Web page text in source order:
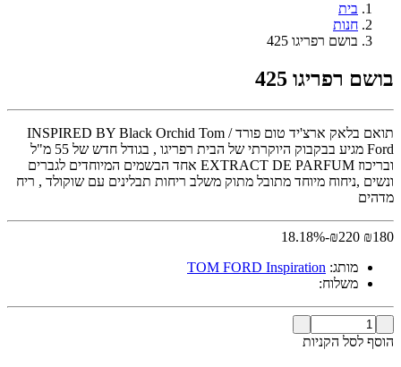
בית
חנות
בושם רפריגו 425
בושם רפריגו 425
תואם בלאק ארצ'יד טום פורד / INSPIRED BY Black Orchid Tom
Ford מגיע בבקבוק היוקרתי של הבית רפריגו , בגודל חדש של 55 מ"ל
ובריכוז EXTRACT DE PARFUM אחד הבשמים המיוחדים לגברים
ונשים ,ניחוח מיוחד מתובל מתוק משלב ריחות תבלינים עם שוקולד , ריח
מדהים
₪180
₪220
-18.18%
מותג: TOM FORD Inspiration
משלוח:
הוסף לסל הקניות